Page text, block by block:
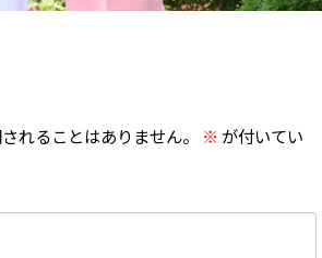
れることはありません。 ※ が付いてい